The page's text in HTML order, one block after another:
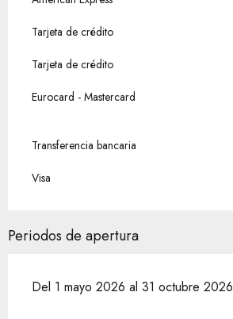
Tarjeta de crédito
Tarjeta de crédito
Eurocard - Mastercard
Transferencia bancaria
Visa
Periodos de apertura
Del 1 mayo 2026 al 31 octubre 2026